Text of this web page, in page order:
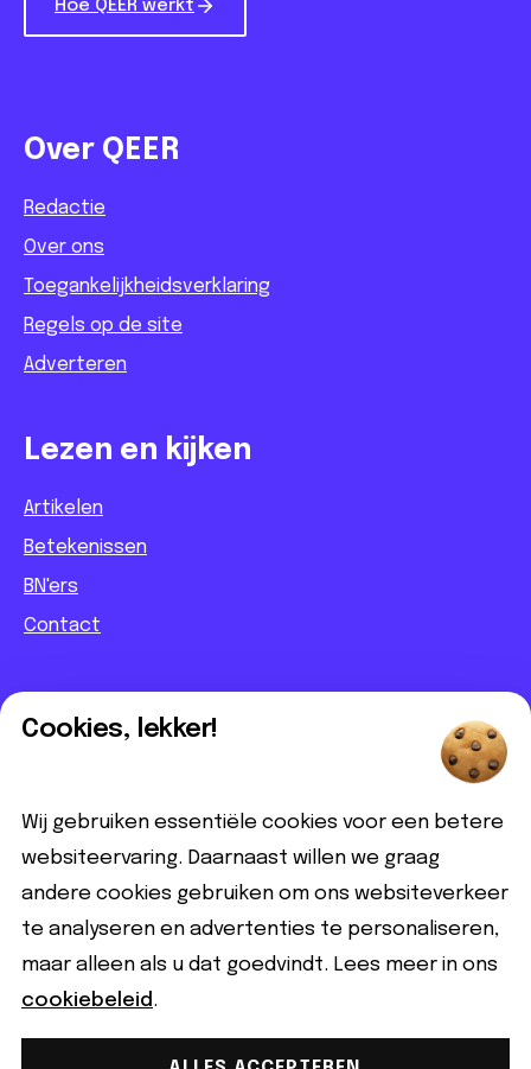
Hoe QEER werkt
Over QEER
Redactie
Over ons
Toegankelijkheidsverklaring
Regels op de site
Adverteren
Lezen en kijken
Artikelen
Betekenissen
BN'ers
Contact
Informatief
Partnerbijdrage
Disclaimer
Volg ons
Cookies, lekker!
Wij gebruiken essentiële cookies voor een betere
websiteervaring. Daarnaast willen we graag
andere cookies gebruiken om ons websiteverkeer
te analyseren en advertenties te personaliseren,
maar alleen als u dat goedvindt. Lees meer in ons
cookiebeleid .